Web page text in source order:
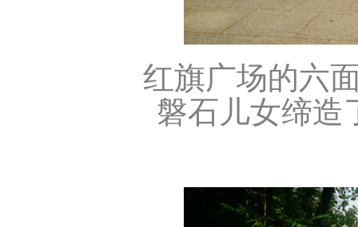
红旗广场的六
磐石儿女缔造